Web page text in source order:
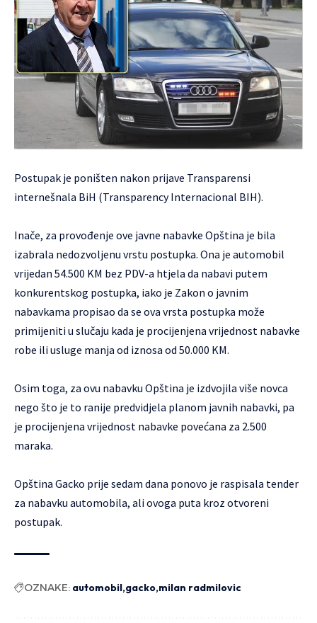
Postupak je poništen nakon prijave Transparensi
internešnala BiH (Transparency Internacional BIH).
Inače, za provođenje ove javne nabavke Opština je bila
izabrala nedozvoljenu vrstu postupka. Ona je automobil
vrijedan 54.500 KM bez PDV-a htjela da nabavi putem
konkurentskog postupka, iako je Zakon o javnim
nabavkama propisao da se ova vrsta postupka može
primijeniti u slučaju kada je procijenjena vrijednost nabavke
robe ili usluge manja od iznosa od 50.000 KM.
Osim toga, za ovu nabavku Opština je izdvojila više novca
nego što je to ranije predvidjela planom javnih nabavki, pa
je procijenjena vrijednost nabavke povećana za 2.500
maraka.
Opština Gacko prije sedam dana ponovo je raspisala tender
za nabavku automobila, ali ovoga puta kroz otvoreni
postupak.
OZNAKE: automobil gacko milan radmilovic